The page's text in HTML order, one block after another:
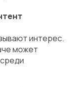
интерес.
может